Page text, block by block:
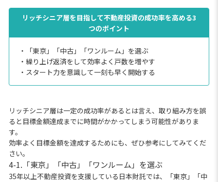
リッチシニア層を目指して不動産投資の成功率を高める3
つのポイント
・「東京」「中古」「ワンルーム」を選ぶ
・繰り上げ返済をして効率よく戸数を増やす
・スタート力を意識して一刻も早く開始する
リッチシニア層は一定の成功率があるとは言え、取り組み方を誤
ると目標金額達成までに時間がかかってしまう可能性がありま
す。
効率よく目標金額を達成するためにも、ぜひ参考にしてみてくだ
さい。
4-1.「東京」「中古」「ワンルーム」を選ぶ
35年以上不動産投資を支援している日本財託では、「東京」「中